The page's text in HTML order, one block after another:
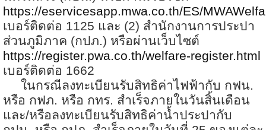
https://eservicesapp.mwa.co.th/ES/
เบอร์ติดต่อ 1125 และ (2) สำนักงานการประปา
ส่วนภูมิภาค (กปภ.) หรือผ่านเว็บไซต์
https://register.pwa.co.th/welfare-register.html
เบอร์ติดต่อ 1662
ในกรณีลงทะเบียนรับสิทธิค่าไฟฟ้ากับ กฟน.
หรือ กฟภ. หรือ กทร. สำเร็จภายในวันสิ้นเดือน
และ/หรือลงทะเบียนรับสิทธิค่าน้ำประปากับ